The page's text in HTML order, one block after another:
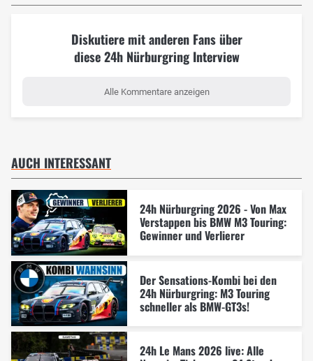
Diskutiere mit anderen Fans über
diese 24h Nürburgring Interview
Alle Kommentare anzeigen
AUCH INTERESSANT
24h Nürburgring 2026 - Von Max
Verstappen bis BMW M3 Touring:
Gewinner und Verlierer
Der Sensations-Kombi bei den
24h Nürburgring: M3 Touring
schneller als BMW-GT3s!
24h Le Mans 2026 live: Alle